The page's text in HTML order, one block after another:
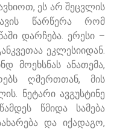
ეს არ შეცვლის
წარწერა რომ
დარჩება. ერესი –
ეკლესიიდან.
მოეხსნას ანათემა,
ღმერთთან, მის
ნეტარი ავგუსტინე
წმიდა სამება
და იქადაგო,